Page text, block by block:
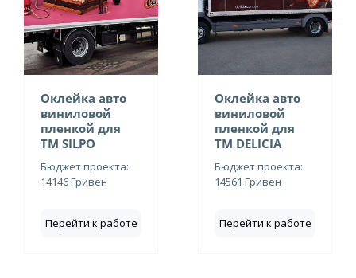
Оклейка авто
виниловой
пленкой для
ТМ SILPO
Бюджет проекта:
14146 Гривен
Перейти к работе
Оклейка авто
виниловой
пленкой для
ТМ DELICIA
Бюджет проекта:
14561 Гривен
Перейти к работе